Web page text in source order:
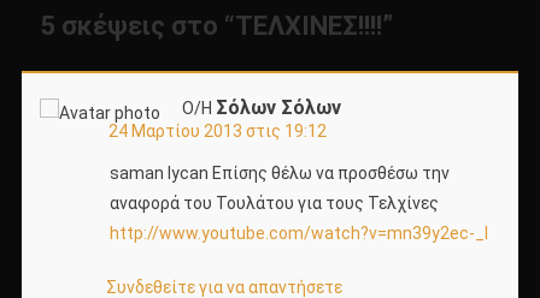
5 σκέψεις στο “ΤΕΛΧΙΝΕΣ!!!!”
Ο/Η Σόλων Σόλων
24 Μαρτίου 2013 στις 19:12
saman lycan Επίσης θέλω να προσθέσω την
αναφορά του Τουλάτου για τους Τελχίνες
http://www.youtube.com/watch?v=mn39y2ec-_I
Συνδεθείτε για να απαντήσετε